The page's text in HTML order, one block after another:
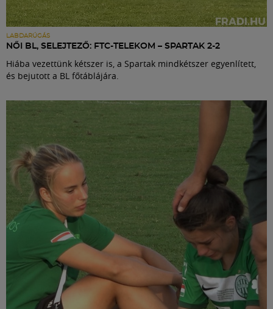
LABDARÚGÁS
NŐI BL, SELEJTEZŐ: FTC-TELEKOM – SPARTAK 2-2
Hiába vezettünk kétszer is, a Spartak mindkétszer egyenlített,
és bejutott a BL főtáblájára.
Shop
Közösség
Múzeum
English